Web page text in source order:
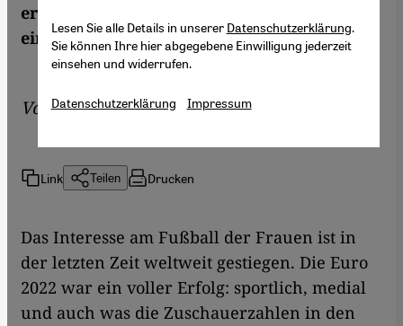
erste arabische Frauen-Fußballteam für
eine Weltmeisterschaft qualifiziert.
VonJohn Duerden
Link Teilen Drucken
Das Interesse am Fußball der Frauen ist in
der letzten Zeit weltweit gestiegen. Die Euro
2022 war ein voller Erfolg: sportlich, medial
und auch was die Zuschauerzahlen in den
Lesen Sie alle Details in unserer Datenschutzerklärung.
Sie können Ihre hier abgegebene Einwilligung jederzeit
einsehen und widerrufen.
Datenschutzerklärung Impressum